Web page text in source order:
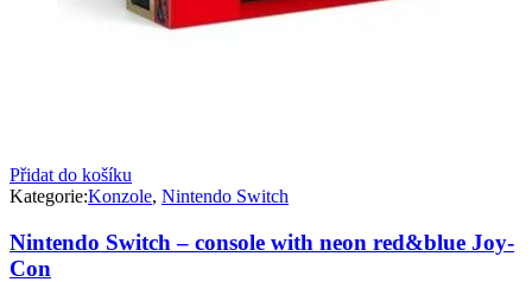
Přidat do košíku
Kategorie:Konzole, Nintendo Switch
Nintendo Switch – console with neon red&blue Joy-
Con